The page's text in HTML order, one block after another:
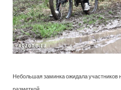
Небольшая заминка ожидала участников